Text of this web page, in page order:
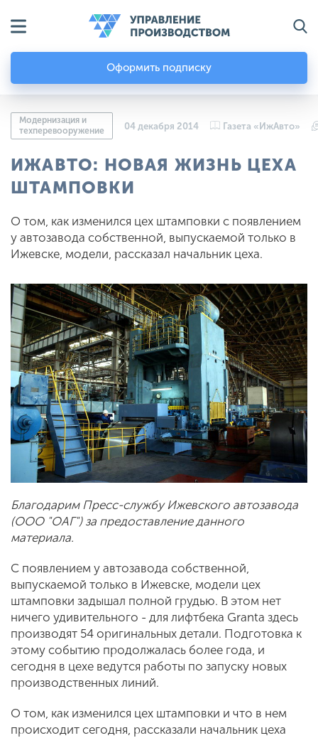
Оформить подписку
Модернизация и
техперевооружение
04 декабря 2014 Газета «ИжАвто»
ИЖАВТО: НОВАЯ ЖИЗНЬ ЦЕХА
ШТАМПОВКИ
О том, как изменился цех штамповки c появлением
у автозавода собственной, выпускаемой только в
Ижевске, модели, рассказал начальник цеха.
Благодарим Пресс-службу Ижевского автозавода
(ООО "ОАГ") за предоставление данного
материала.
С появлением у автозавода собственной,
выпускаемой только в Ижевске, модели цех
штамповки задышал полной грудью. В этом нет
ничего удивительного - для лифтбека Granta здесь
производят 54 оригинальных детали. Подготовка к
этому событию продолжалась более года, и
сегодня в цехе ведутся работы по запуску новых
производственных линий.
О том, как изменился цех штамповки и что в нем
происходит сегодня, рассказали начальник цеха